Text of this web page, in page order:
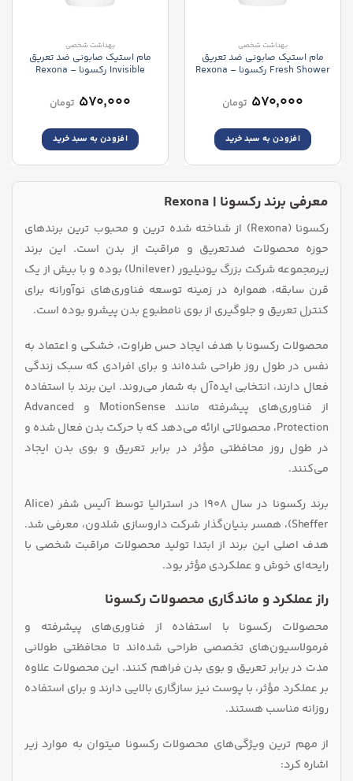
بهداشت شخصی
مام استیک صابونی ضد تعریق
Fresh Shower رکسونا – Rexona
۵۷۰,۰۰۰ تومان
افزودن به سبد خرید
بهداشت شخصی
مام استیک صابونی ضد تعریق
Invisible رکسونا – Rexona
۵۷۰,۰۰۰ تومان
افزودن به سبد خرید
معرفی برند رکسونا | Rexona
رکسونا (Rexona) از شناخته‌ شده‌ ترین و محبوب‌ ترین برندهای
حوزه محصولات ضدتعریق و مراقبت از بدن است. این برند
زیرمجموعه شرکت بزرگ یونیلیور (Unilever) بوده و با بیش از یک
قرن سابقه، همواره در زمینه توسعه فناوری‌های نوآورانه برای
کنترل تعریق و جلوگیری از بوی نامطبوع بدن پیشرو بوده است.
محصولات رکسونا با هدف ایجاد حس طراوت، خشکی و اعتماد به
نفس در طول روز طراحی شده‌اند و برای افرادی که سبک زندگی
فعال دارند، انتخابی ایده‌آل به شمار می‌روند. این برند با استفاده
از فناوری‌های پیشرفته مانند MotionSense و Advanced
Protection، محصولاتی ارائه می‌دهد که با حرکت بدن فعال شده و
در طول روز محافظتی مؤثر در برابر تعریق و بوی بدن ایجاد
می‌کنند.
برند رکسونا در سال 1908 در استرالیا توسط آلیس شفر (Alice
Sheffer)، همسر بنیان‌گذار شرکت داروسازی شلدون، معرفی شد.
هدف اصلی این برند از ابتدا تولید محصولات مراقبت شخصی با
رایحه‌ای خوش و عملکردی مؤثر بود.
راز عملکرد و ماندگاری محصولات رکسونا
محصولات رکسونا با استفاده از فناوری‌های پیشرفته و
فرمولاسیون‌های تخصصی طراحی شده‌اند تا محافظتی طولانی‌
مدت در برابر تعریق و بوی بدن فراهم کنند. این محصولات علاوه
بر عملکرد مؤثر، با پوست نیز سازگاری بالایی دارند و برای استفاده
روزانه مناسب هستند.
از مهم‌ ترین ویژگی‌های محصولات رکسونا میتوان به موارد زیر
اشاره کرد: